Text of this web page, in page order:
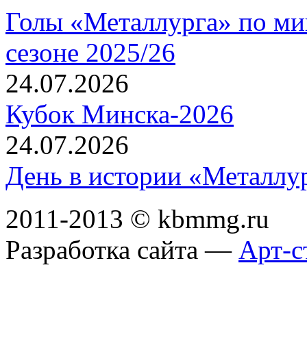
Голы «Металлурга» по
сезоне 2025/26
24.07.2026
Кубок Минска-2026
24.07.2026
День в истории
2011-2013 © kbmmg.ru
Разработка сайта — Арт-